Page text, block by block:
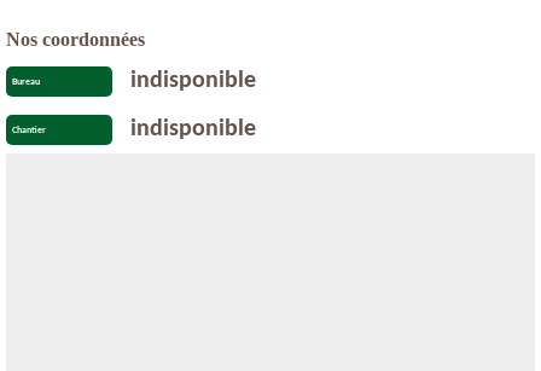
Nos coordonnées
Bureau indisponible
Chantier indisponible